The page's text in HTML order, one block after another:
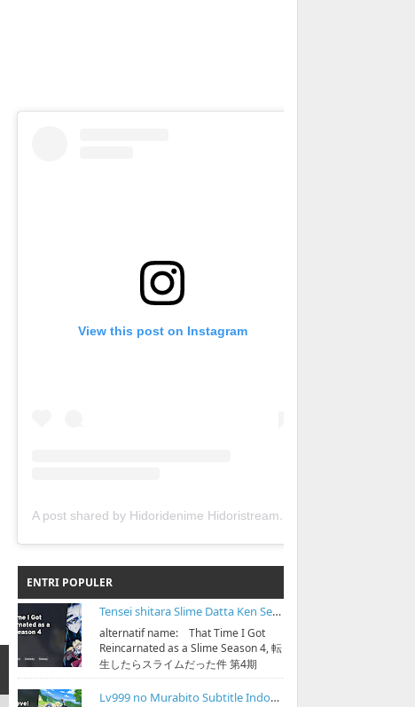
View this post on Instagram
A post shared by Hidoridenime Hidoristream (@hidoridenime)
ENTRI POPULER
Tensei shitara Slime Datta Ken Season 4 Subtitle Indonesia
alternatif name: That Time I Got
Reincarnated as a Slime Season 4, 転
生したらスライムだった件 第4期
streaming & download 1080p bisa di
https://bi...
Lv999 no Murabito Subtitle Indonesia